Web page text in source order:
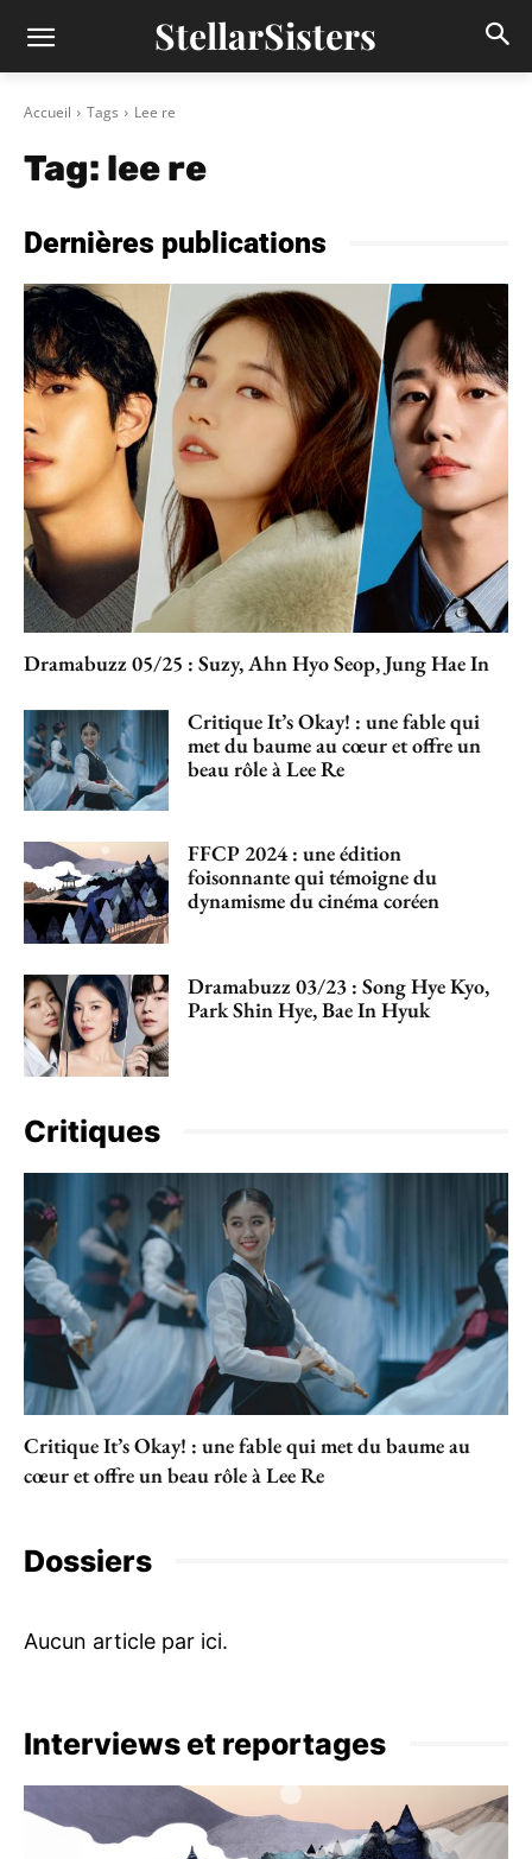
StellarSisters
Accueil Tags Lee re
Tag: lee re
Dernières publications
Dramabuzz 05/25 : Suzy, Ahn Hyo Seop, Jung Hae In
Critique It’s Okay! : une fable qui
met du baume au cœur et offre un
beau rôle à Lee Re
FFCP 2024 : une édition
foisonnante qui témoigne du
dynamisme du cinéma coréen
Dramabuzz 03/23 : Song Hye Kyo,
Park Shin Hye, Bae In Hyuk
Critiques
Critique It’s Okay! : une fable qui met du baume au
cœur et offre un beau rôle à Lee Re
Dossiers
Interviews et reportages